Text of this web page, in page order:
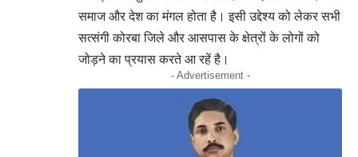
समाज और देश का मंगल होता है। इसी उद्देश्य को लेकर सभी
सत्संगी कोरबा जिले और आसपास के क्षेत्रों के लोगों को
जोड़ने का प्रयास करते आ रहें है।
- Advertisement -